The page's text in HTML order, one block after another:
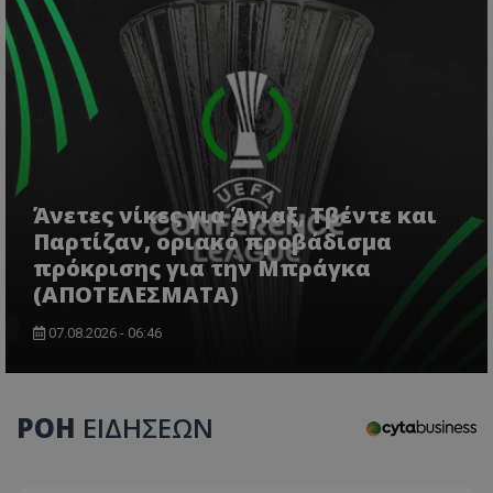
Άνετες νίκες για Άγιαξ, Τβέντε και
Παρτίζαν, οριακό προβάδισμα
πρόκρισης για την Μπράγκα
(ΑΠΟΤΕΛΕΣΜΑΤΑ)
07.08.2026 - 06:46
ΡΟΗ ΕΙΔΗΣΕΩΝ